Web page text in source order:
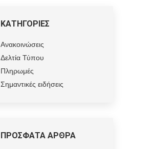
ΚΑΤΗΓΟΡΙΕΣ
Ανακοινώσεις
Δελτία Τύπου
Πληρωμές
Σημαντικές ειδήσεις
ΠΡΟΣΦΑΤΑ ΑΡΘΡΑ